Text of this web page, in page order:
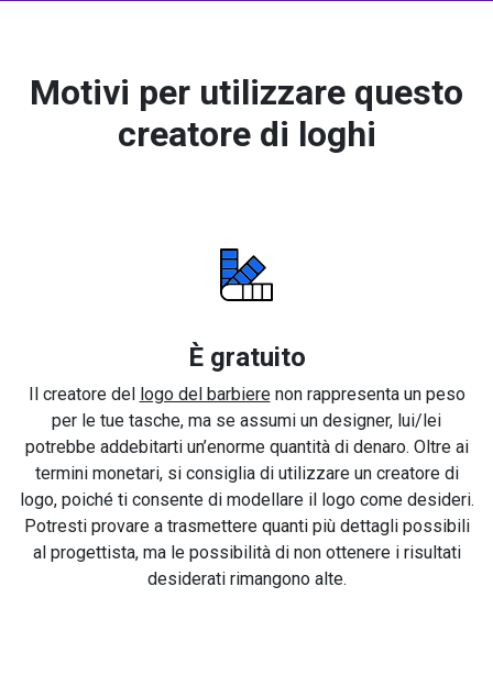
Motivi per utilizzare questo
creatore di loghi
È gratuito
Il creatore del logo del barbierenon rappresenta un peso
per le tue tasche, ma se assumi un designer, lui/lei
potrebbe addebitarti un’enorme quantità di denaro. Oltre ai
termini monetari, si consiglia di utilizzare un creatore di
logo, poiché ti consente di modellare il logo come desideri.
Potresti provare a trasmettere quanti più dettagli possibili
al progettista, ma le possibilità di non ottenere i risultati
desiderati rimangono alte.